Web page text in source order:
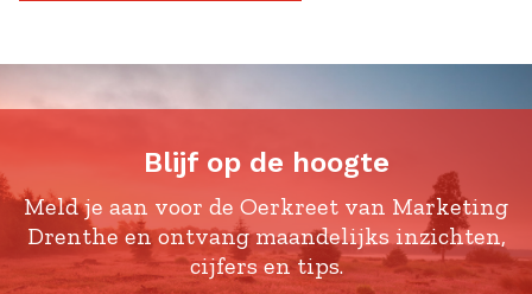
Blijf op de hoogte
Meld je aan voor de Oerkreet van Marketing
Drenthe en ontvang maandelijks inzichten,
cijfers en tips.